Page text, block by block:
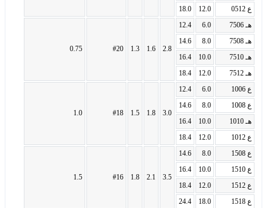
ع 0512
12.0
18.0
هـ 7506
6.0
12.4
2.8
1.6
1.3
#20
0.75
هـ 7508 8.0
14.6
هـ 7510
10.0
16.4
هـ 7512
12.0
18.4
ع 1006
6.0
12.4
3.0
1.8
1.5
#18
1.0
ع 1008 8.0
14.6
هـ 1010
10.0
16.4
ع 1012
12.0
18.4
ع 1508
8.0
14.6
3.5
2.1
1.8
#16
1.5
ع 1510 10.0
16.4
ع 1512
12.0
18.4
ع 1518
18.0
24.4